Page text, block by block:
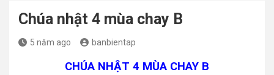
Chúa nhật 4 mùa chay B
5 năm ago banbientap
CHÚA NHẬT 4 MÙA CHAY B